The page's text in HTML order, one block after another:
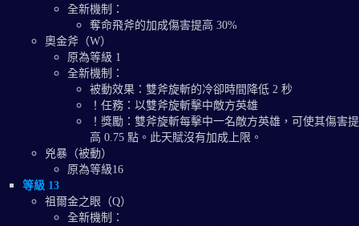
全新機制：
奪命飛斧的加成傷害提高 30%
奧金斧（W）
原為等級 1
全新機制：
被動效果：雙斧旋斬的冷卻時間降低 2 秒
！任務：以雙斧旋斬擊中敵方英雄
！獎勵：雙斧旋斬每擊中一名敵方英雄，可使其傷害提
高 0.75 點。此天賦沒有加成上限。
兇暴（被動）
原為等級16
等級 13
祖爾金之眼（Q）
全新機制：